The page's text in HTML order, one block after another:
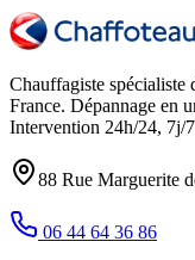
Chauffagiste spécialiste
France. Dépannage en
Intervention 24h/24, 7j/7
88 Rue Marguerite
06 44 64 36 86